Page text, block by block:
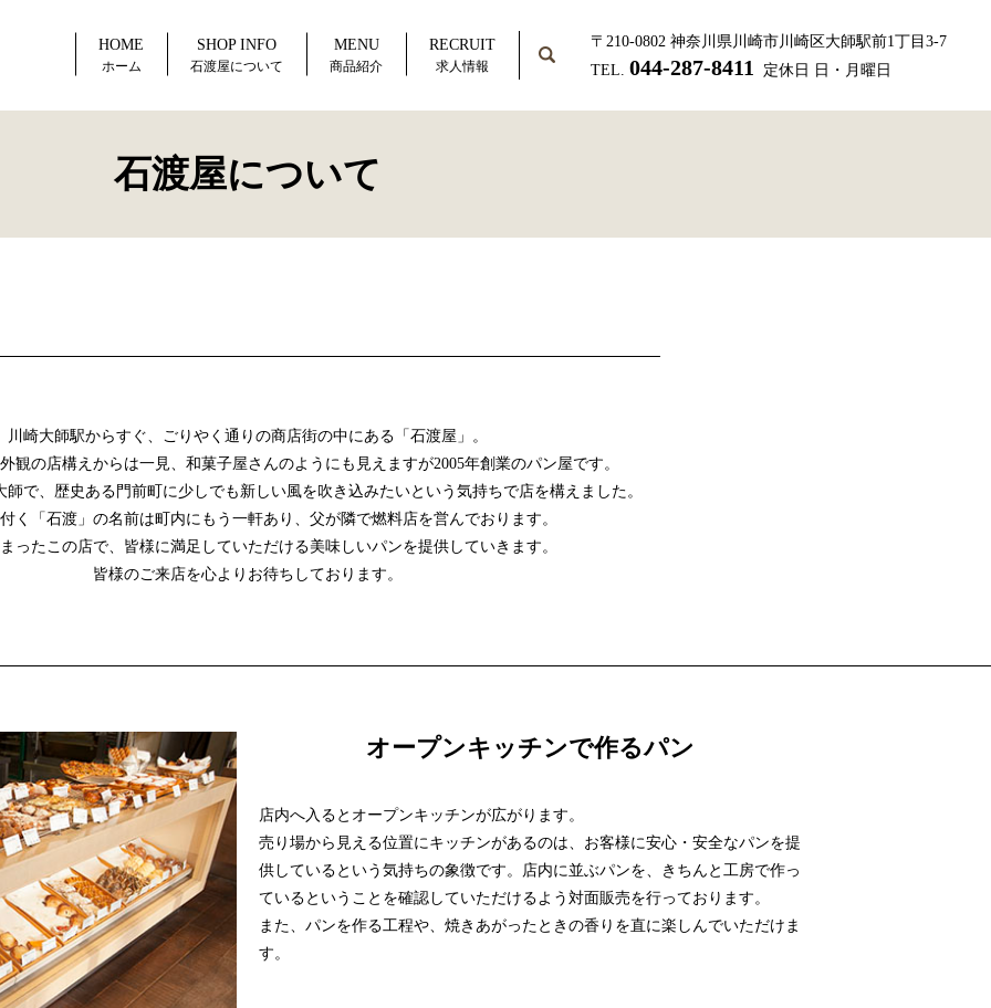
〒210-0802 神奈川県川崎市川崎区大師駅前1丁目3-7
TEL. 044-287-8411 定休日 日・月曜日
HOME
ホーム
SHOP INFO
石渡屋について
MENU
商品紹介
RECRUIT
求人情報
石渡屋について
川崎大師駅からすぐ、ごりやく通りの商店街の中にある「石渡屋」。
観の店構えからは一見、和菓子屋さんのようにも見えますが2005年創業のパン屋です。
師で、歴史ある門前町に少しでも新しい風を吹き込みたいという気持ちで店を構えました。
く「石渡」の名前は町内にもう一軒あり、父が隣で燃料店を営んでおります。
ったこの店で、皆様に満足していただける美味しいパンを提供していきます。
皆様のご来店を心よりお待ちしております。
オープンキッチンで作るパン
店内へ入るとオープンキッチンが広がります。
売り場から見える位置にキッチンがあるのは、お客様に安心・安全なパンを提
供しているという気持ちの象徴です。店内に並ぶパンを、きちんと工房で作っ
ているということを確認していただけるよう対面販売を行っております。
また、パンを作る工程や、焼きあがったときの香りを直に楽しんでいただけま
す。